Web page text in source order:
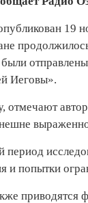
19
Иеговы».
отмечают
период
и попытки
приводятся